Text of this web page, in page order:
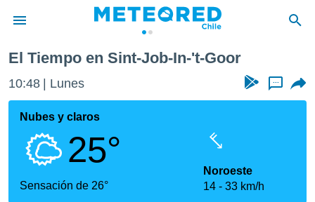
de
por
que se
calidad.
a este
las
El Tiempo en Sint-Job-In-'t-Goor
10:48 Lunes ...
Nubes y claros
25°
Sensación de 26°
Noroeste
14
33 km/h